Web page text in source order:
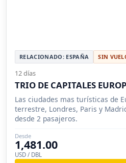
RELACIONADO: ESPAÑA SIN
12 días
TRIO DE CAPITALES
Las ciudades mas turísticas de
terrestre, Londres, Paris y
desde 2 pasajeros.
Desde
1,481.00
USD / DBL